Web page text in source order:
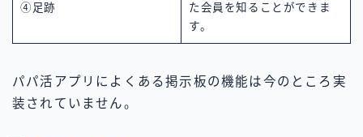
④足跡
た会員を知ることができま
す。
パパ活アプリによくある掲示板の機能は今のところ実
装されていません。